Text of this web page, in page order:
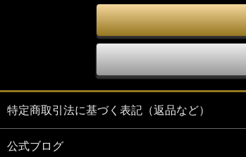
特定商取引法に基づく表記（返品など）
公式ブログ